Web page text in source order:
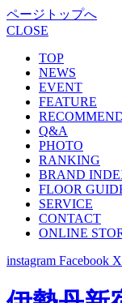
ページトップへ
CLOSE
TOP
NEWS
EVENT
FEATURE
Q&A
PHOTO
RANKING
BRAND
FLOOR
SERVICE
CONTACT
ONLINE
instagram Facebook X